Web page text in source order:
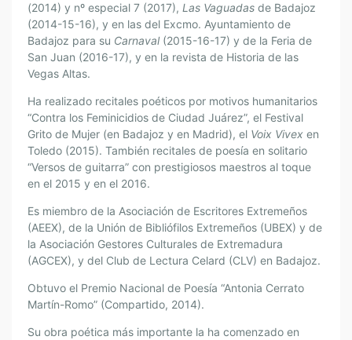
(2014) y nº especial 7 (2017), Las Vaguadas de Badajoz
(2014-15-16), y en las del Excmo. Ayuntamiento de
Badajoz para su Carnaval(2015-16-17) y de la Feria de
San Juan (2016-17), y en la revista de Historia de las
Vegas Altas.
Ha realizado recitales poéticos por motivos humanitarios
“Contra los Feminicidios de Ciudad Juárez”, el Festival
Grito de Mujer (en Badajoz y en Madrid), el Voix Vivex en
Toledo (2015). También recitales de poesía en solitario
“Versos de guitarra” con prestigiosos maestros al toque
en el 2015 y en el 2016.
Es miembro de la Asociación de Escritores Extremeños
(AEEX), de la Unión de Bibliófilos Extremeños (UBEX) y de
la Asociación Gestores Culturales de Extremadura
(AGCEX), y del Club de Lectura Celard (CLV) en Badajoz.
Obtuvo el Premio Nacional de Poesía “Antonia Cerrato
Martín-Romo” (Compartido, 2014).
Su obra poética más importante la ha comenzado en